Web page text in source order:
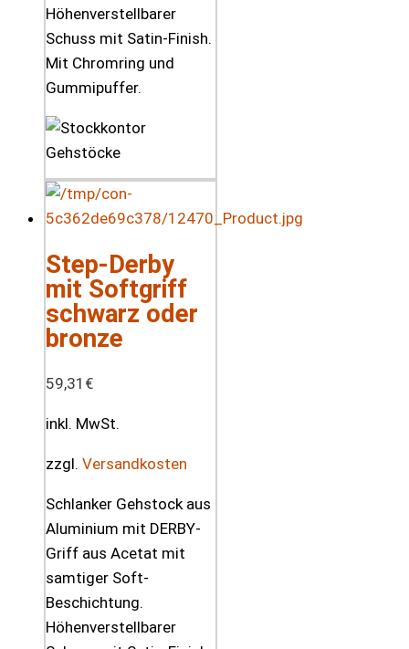
Höhenverstellbarer
Schuss mit Satin-Finish.
Mit Chromring und
Gummipuffer.
Step-Derby
mit Softgriff
schwarz oder
bronze
59,31 €
inkl. MwSt.
zzgl. Versandkosten
Schlanker Gehstock aus
Aluminium mit DERBY-
Griff aus Acetat mit
samtiger Soft-
Beschichtung.
Höhenverstellbarer